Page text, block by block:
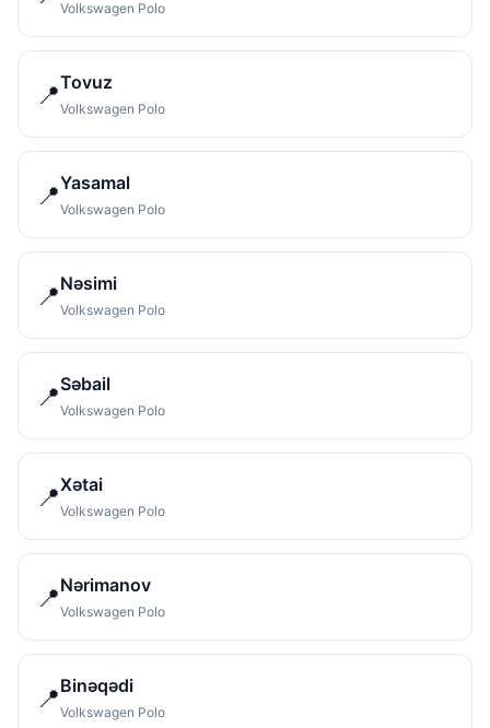
Volkswagen Polo
📍Tovuz
Volkswagen Polo
📍Yasamal
Volkswagen Polo
📍Nəsimi
Volkswagen Polo
📍Səbail
Volkswagen Polo
📍Xətai
Volkswagen Polo
📍Nərimanov
Volkswagen Polo
📍Binəqədi
Volkswagen Polo